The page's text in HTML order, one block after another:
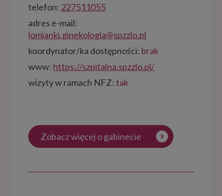
telefon: 227511055
adres e-mail:
lomianki.ginekologia@spzzlo.pl
koordynator/ka dostępności: brak
www: https://szpitalna.spzzlo.pl/
wizyty w ramach NFZ:tak
Zobacz więcej o gabinecie